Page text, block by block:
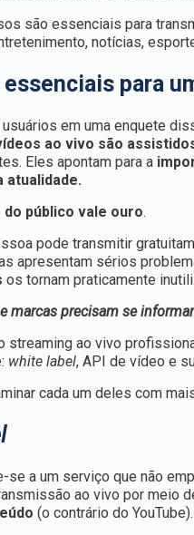
são essenciais para
notícias,
para
em uma enquete
ao vivo são
Eles apontam para a
atualidade.
do público vale ouro.
pode transmitir
apresentam sérios
os tornam praticamente
marcas precisam se
streaming ao vivo
white label, API de vídeo e
cada um deles com
se a um serviço que não
ao vivo por meio
(o contrário do YouTube).